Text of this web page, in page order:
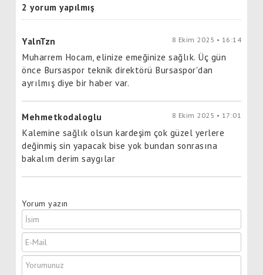
2 yorum yapılmış
YalnTzn 8 Ekim 2025 • 16:14
Muharrem Hocam, elinize emeğinize sağlık. Üç gün
önce Bursaspor teknik direktörü Bursaspor'dan
ayrılmış diye bir haber var.
Mehmetkodaloglu 8 Ekim 2025 • 17:01
Kalemine sağlık olsun kardeşim çok güzel yerlere
değinmiş sin yapacak bise yok bundan sonrasına
bakalım derim saygılar
Yorum yazın